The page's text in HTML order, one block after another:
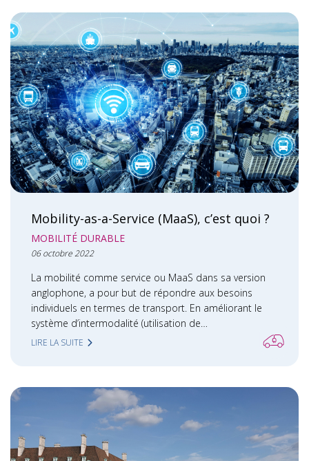
Mobility-as-a-Service (MaaS), c’est quoi ?
MOBILITÉ DURABLE
06 octobre 2022
La mobilité comme service ou MaaS dans sa version
anglophone, a pour but de répondre aux besoins
individuels en termes de transport. En améliorant le
système d’intermodalité (utilisation de…
LIRE LA SUITE